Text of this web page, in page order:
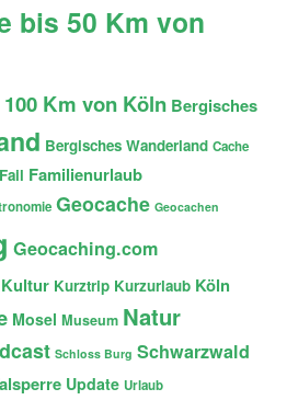
bis 50 Km von
Km von Köln Bergisches
Bergisches Wanderland Cache
Fail Familienurlaub
Geocache Geocachen
Geocaching.com
Kultur Kurztrip Kurzurlaub Köln
Mosel Museum Natur
Schloss Burg Schwarzwald
Update Urlaub